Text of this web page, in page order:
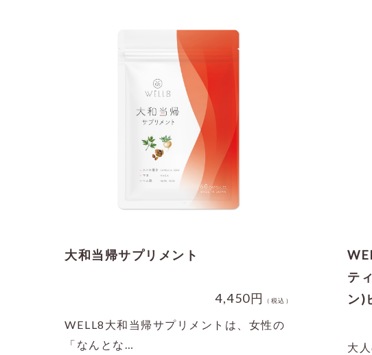
大和当帰サプリメント
4,450円 （税込）
WELL8大和当帰サプリメントは、女性の
「なんとな…
テ
ン)
大